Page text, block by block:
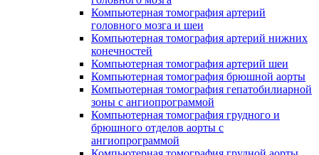
Компьютерная томография артерий
головного мозга и шеи
Компьютерная томография артерий нижних
конечностей
Компьютерная томография артерий шеи
Компьютерная томография брюшной аорты
Компьютерная томография гепатобилиарной
зоны с ангиопрограммой
Компьютерная томография грудного и
брюшного отделов аорты с
ангиопрограммой